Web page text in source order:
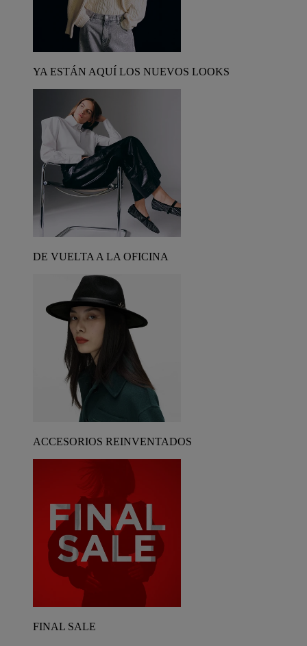
YA ESTÁN AQUÍ LOS NUEVOS LOOKS
DE VUELTA A LA OFICINA
ACCESORIOS REINVENTADOS
FINAL SALE